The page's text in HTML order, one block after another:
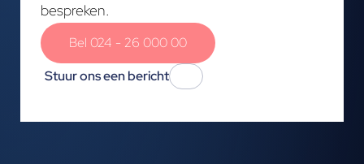
bespreken.
Bel 024 - 26 000 00
Stuur ons een bericht